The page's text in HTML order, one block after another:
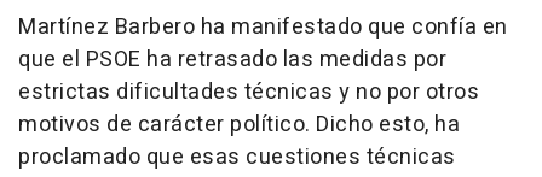
Martínez Barbero ha manifestado que confía en
que el PSOE ha retrasado las medidas por
estrictas dificultades técnicas y no por otros
motivos de carácter político. Dicho esto, ha
proclamado que esas cuestiones técnicas